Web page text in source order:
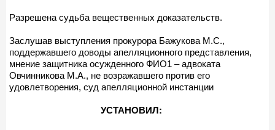
Разрешена судьба вещественных доказательств.
Заслушав выступления прокурора Бажукова М.С.,
поддержавшего доводы апелляционного представления,
мнение защитника осужденного ФИО1 – адвоката
Овчинникова М.А., не возражавшего против его
удовлетворения, суд апелляционной инстанции
УСТАНОВИЛ: